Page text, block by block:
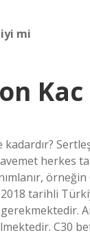
mi
kadardır?
2018 tarihli
C30